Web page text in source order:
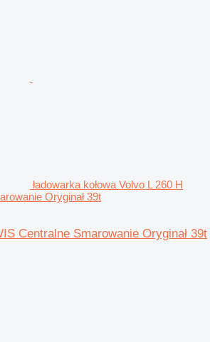
ładowarka kołowa Volvo L 260 H
Oryginał 39t
Centralne Smarowanie Oryginał 39t